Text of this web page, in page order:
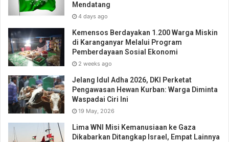
Mendatang
4 days ago
Kemensos Berdayakan 1.200 Warga Miskin
di Karanganyar Melalui Program
Pemberdayaan Sosial Ekonomi
2 weeks ago
Jelang Idul Adha 2026, DKI Perketat
Pengawasan Hewan Kurban: Warga Diminta
Waspadai Ciri Ini
19 May, 2026
Lima WNI Misi Kemanusiaan ke Gaza
Dikabarkan Ditangkap Israel, Empat Lainnya